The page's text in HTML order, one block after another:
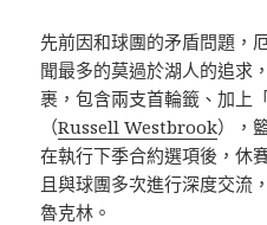
先前因和球團的矛盾問題，
聞最多的莫過於湖人的追求
裹，包含兩支首輪籤、加上
（Russell Westbrook），
在執行下季合約選項後，休
且與球團多次進行深度交流
魯克林。